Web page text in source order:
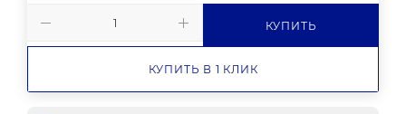
КУПИТЬ
КУПИТЬ В 1 КЛИК